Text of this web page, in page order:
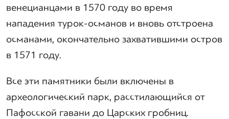
венецианцами в 1570 году во время
нападения турок-османов и вновь отстроена
османами, окончательно захватившими остров
в 1571 году.
Все эти памятники были включены в
археологический парк, расстилающийся от
Пафосской гавани до Царских гробниц.